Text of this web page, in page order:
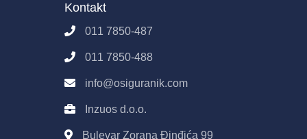
Pravila E-Prodaje
Obrada podataka
Kontakt
011 7850-487
011 7850-488
info@osiguranik.com
Inzuos d.o.o.
Bulevar Zorana Đinđića 99